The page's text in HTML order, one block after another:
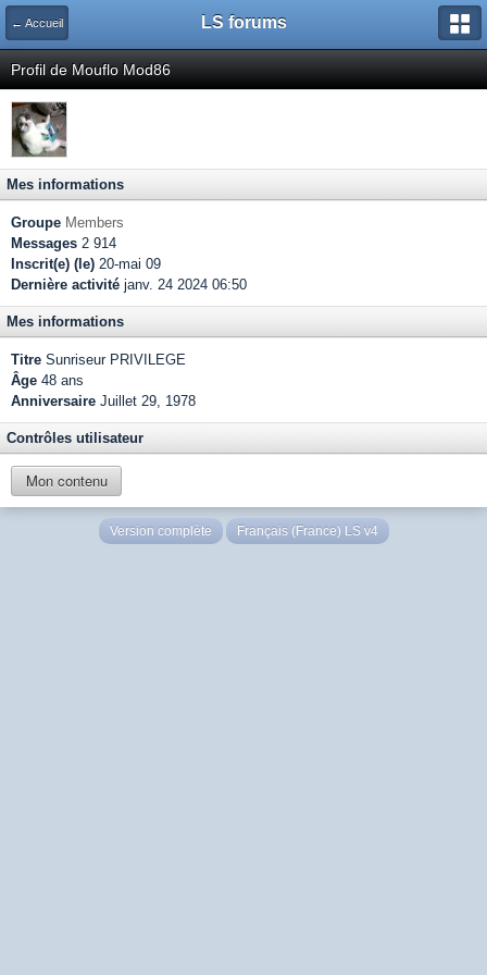
← Accueil LS forums
Profil de Mouflo Mod86
Mes informations
Groupe Members
Messages 2 914
Inscrit(e) (le) 20-mai 09
Dernière activité janv. 24 2024 06:50
Mes informations
Titre Sunriseur PRIVILEGE
Âge 48 ans
Anniversaire Juillet 29, 1978
Contrôles utilisateur
Mon contenu
Version complète Français (France) LS v4